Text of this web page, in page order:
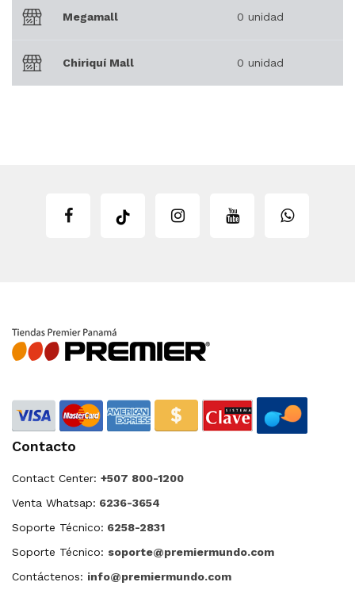
Megamall 0 unidad
Chiriquí Mall 0 unidad
Contacto
Contact Center: +507 800-1200
Venta Whatsap: 6236-3654
Soporte Técnico: 6258-2831
Soporte Técnico: soporte@premiermundo.com
Contáctenos: info@premiermundo.com